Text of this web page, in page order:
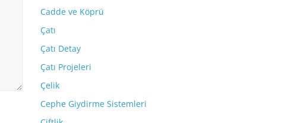
Cadde ve Köprü
Çatı
Çatı Detay
Çatı Projeleri
Çelik
Cephe Giydirme Sistemleri